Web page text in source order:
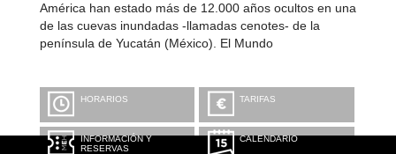
América han estado más de 12.000 años ocultos en una
de las cuevas inundadas -llamadas cenotes- de la
península de Yucatán (México). El Mundo
HORARIOS TARIFAS
INFORMACIÓN Y
RESERVAS
CALENDARIO